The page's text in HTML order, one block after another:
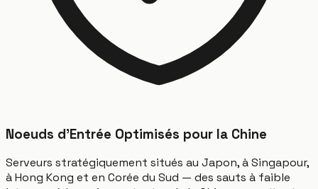
Noeuds d'Entrée Optimisés pour la Chine
Serveurs stratégiquement situés au Japon, à Singapour,
à Hong Kong et en Corée du Sud — des sauts à faible